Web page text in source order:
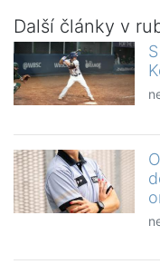
Další články v